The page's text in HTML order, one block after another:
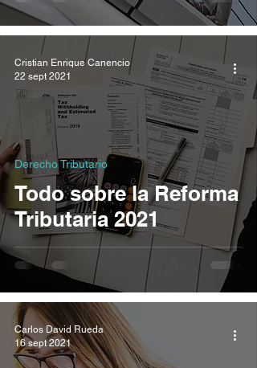
Todo sobre la Reforma
Tributaria 2021
Derecho Tributario
Cristian Enrique Canencio
22 sept 2021
Carlos David Rueda
16 sept 2021